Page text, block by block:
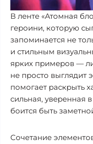
В ленте «Атомная
героини, которую
запоминается не
и стильным
ярких примеров —
не просто выглядит
помогает раскрыть
сильная, уверенная
боится быть
Сочетание